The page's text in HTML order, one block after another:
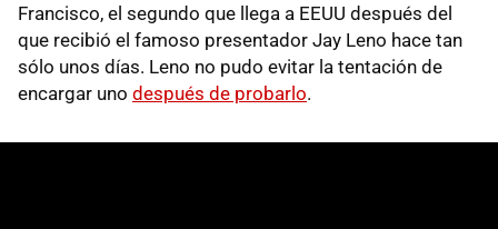
Francisco, el segundo que llega a EEUU después del
que recibió el famoso presentador Jay Leno hace tan
sólo unos días. Leno no pudo evitar la tentación de
encargar uno después de probarlo.